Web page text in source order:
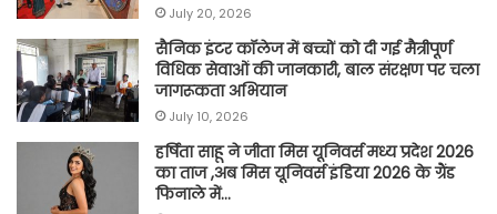
July 20, 2026
सैनिक इंटर कॉलेज में बच्चों को दी गई मैत्रीपूर्ण
विधिक सेवाओं की जानकारी, बाल संरक्षण पर चला
जागरूकता अभियान
July 10, 2026
हर्षिता साहू ने जीता मिस यूनिवर्स मध्य प्रदेश 2026
का ताज ,अब मिस यूनिवर्स इंडिया 2026 के ग्रैंड
फिनाले में…